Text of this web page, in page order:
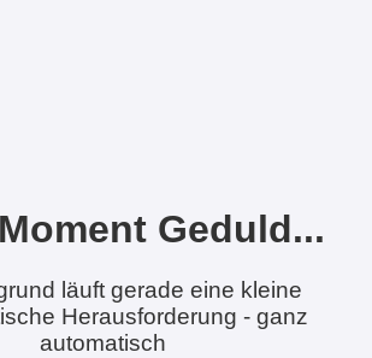
Geduld...
läuft gerade eine kleine
Herausforderung - ganz
automatisch